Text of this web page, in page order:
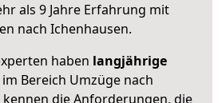
als 9 Jahre Erfahrung mit
nach Ichenhausen.
haben langjährige
im Bereich Umzüge nach
die Anforderungen, die